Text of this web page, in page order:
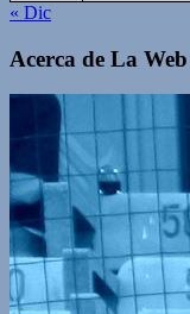
« Dic
Acerca de La